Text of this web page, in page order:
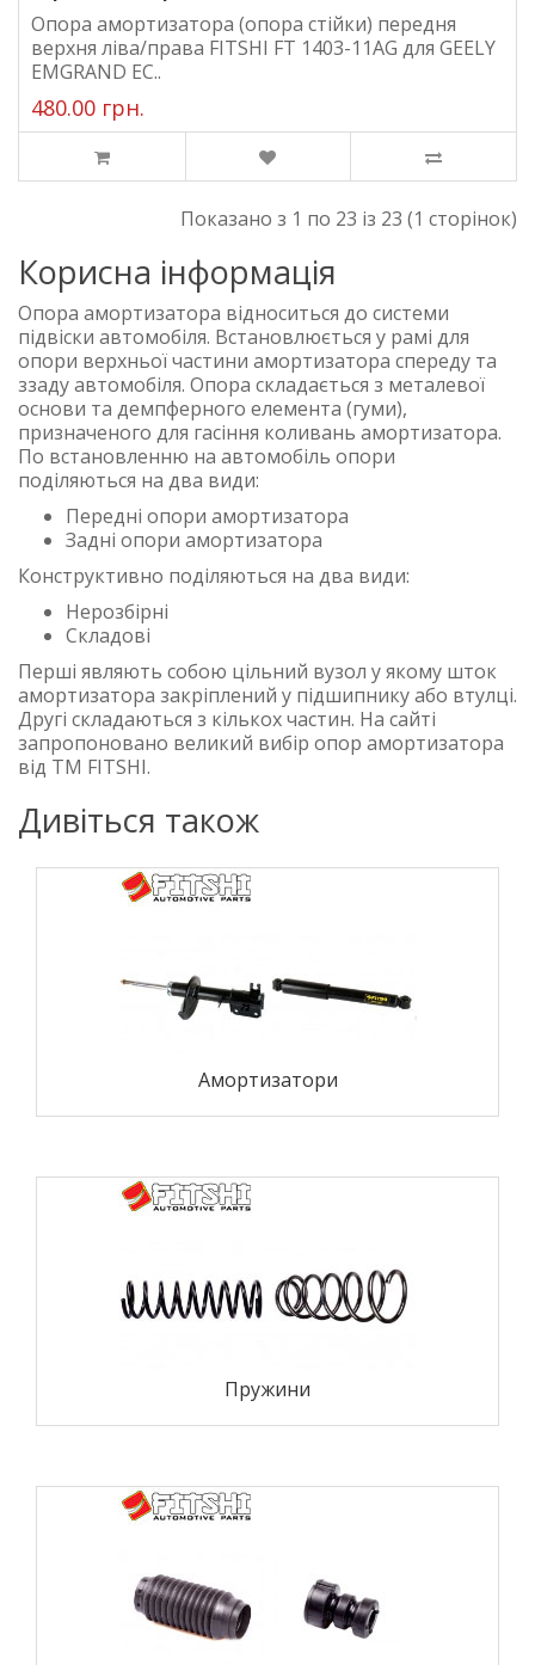
Опора амортизатора (опора стійки) передня
верхня ліва/права FITSHI FT 1403-11AG для GEELY
EMGRAND EC..
480.00 грн.
Показано з 1 по 23 із 23 (1 сторінок)
Корисна інформація
Опора амортизатора відноситься до системи
підвіски автомобіля. Встановлюється у рамі для
опори верхньої частини амортизатора спереду та
ззаду автомобіля. Опора складається з металевої
основи та демпферного елемента (гуми),
призначеного для гасіння коливань амортизатора.
По встановленню на автомобіль опори
поділяються на два види:
Передні опори амортизатора
Задні опори амортизатора
Конструктивно поділяються на два види:
Нерозбірні
Складові
Перші являють собою цільний вузол у якому шток
амортизатора закріплений у підшипнику або втулці.
Другі складаються з кількох частин. На сайті
запропоновано великий вибір опор амортизатора
від TM FITSHI.
Дивіться також
Амортизатори
Пружини